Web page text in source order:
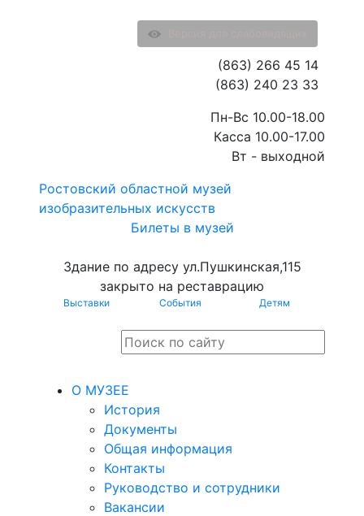
Ростовский областной музей
изобразительных искусств
Билеты в музей
Здание по адресу ул.Пушкинская,115
закрыто на реставрацию
Выставки События Детям
(863) 266 45 14
(863) 240 23 33
Пн-Вс 10.00-18.00
Касса 10.00-17.00
Вт - выходной
О МУЗЕЕ
История
Документы
Общая информация
Контакты
Руководство и сотрудники
Вакансии